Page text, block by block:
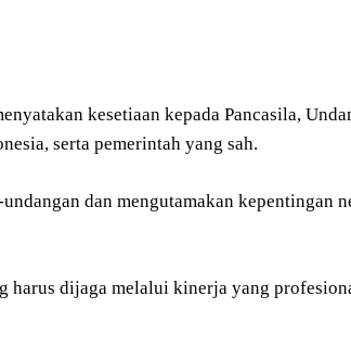
kesetiaan kepada Pancasila,
serta pemerintah yang sah.
dan mengutamakan kepentingan
harus dijaga melalui kinerja yang